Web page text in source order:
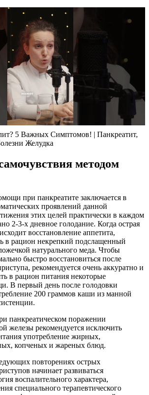
5 Важных Симптомов! | Панкреатит,
Желудка
методом
при панкреатите заключается в
проявлений данной
этих целей практически в каждом
2-3-х дневное голодание. Когда острая
восстановление аппетита,
в рацион некрепкий подслащенный
натурального меда. Чтобы
быстро восстановиться после
рекомендуется очень аккуратно и
в рацион питания некоторые
В первый день после голодовки
200 граммов каши из манной
панкреатическом поражении
железы рекомендуется исключить
употребление жирных,
копченых и жареных блюд.
повторениях острых
начинает развиваться
воспалительного характера,
специального терапевтического